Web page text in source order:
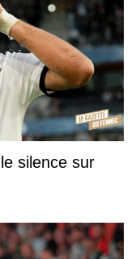
silence sur